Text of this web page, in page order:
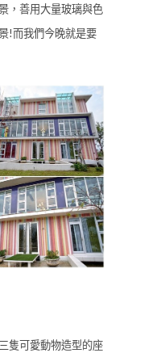
，善用大量玻璃與色
!而我們今晚就是要
隻可愛動物造型的座